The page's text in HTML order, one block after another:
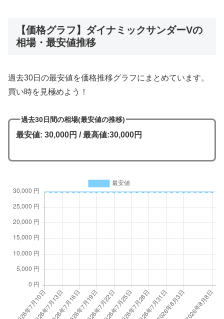
【価格グラフ】ダイナミックサンダーVの
相場・最安値推移
過去30日の最安値を価格推移グラフにまとめています。
買い時を見極めよう！
過去30日間の相場(最安値の推移)
最安値: 30,000円 / 最高値:30,000円